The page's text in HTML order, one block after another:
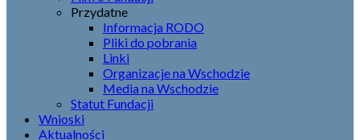
Przydatne
Informacja RODO
Pliki do pobrania
Linki
Organizacje na Wschodzie
Media na Wschodzie
Statut Fundacji
Wnioski
Aktualności